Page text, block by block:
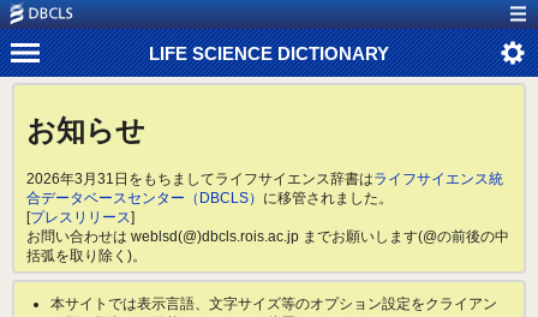
LIFE SCIENCE DICTIONARY
お知らせ
2026年3月31日をもちましてライフサイエンス辞書はライフサイエンス統
合データベースセンター（DBCLS） に移管されました。
[プレスリリース]
お問い合わせは weblsd(@)dbcls.rois.ac.jp までお願いします(@の前後の中
括弧を取り除く)。
本サイトでは表示言語、文字サイズ等のオプション設定をクライアン